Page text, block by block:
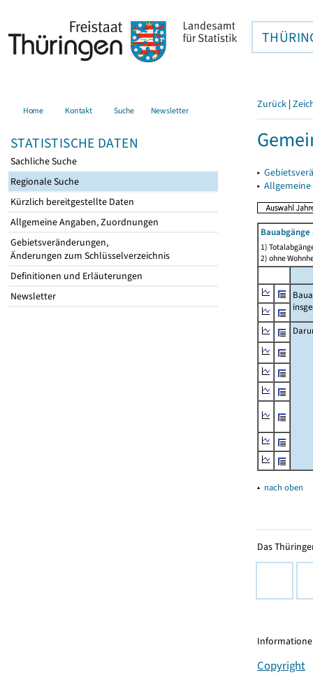
Home Kontakt Suche Newsletter
STATISTISCHE DATEN
Sachliche Suche
Regionale Suche
Kürzlich bereitgestellte Daten
Allgemeine Angaben, Zuordnungen
Gebietsveränderungen,
Änderungen zum Schlüsselverzeichnis
Definitionen und Erläuterungen
Newsletter
Zurück |
▸
▸
1)
2) ohne
▴ nach oben
Das
Copyright